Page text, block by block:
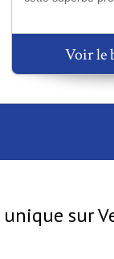
Voir le
sur